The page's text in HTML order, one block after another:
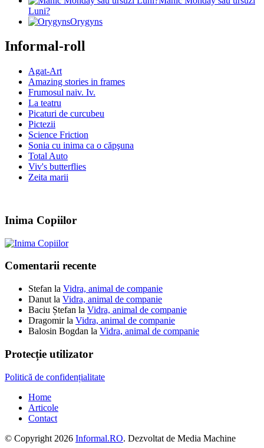
Luni?
Orygyns
Informal-roll
Agat-Art
Amazing stories in frames
Frumosul naiv. Iv.
La teatru
Picaturi de curcubeu
Pictezii
Science Friction
Sonia cu inima ca o căpşuna
Total Auto
Viv's butterflies
Zeita marii
Inima Copiilor
Comentarii recente
Stefan la Vidra, animal de companie
Danut la Vidra, animal de companie
Baciu Ștefan la Vidra, animal de companie
Dragomirla Vidra, animal de companie
Balosin Bogdan la Vidra, animal de companie
Protecție utilizator
Politică de confidențialitate
Home
Articole
Contact
© Copyright 2026 Informal.RO. Dezvoltat de Media Machine